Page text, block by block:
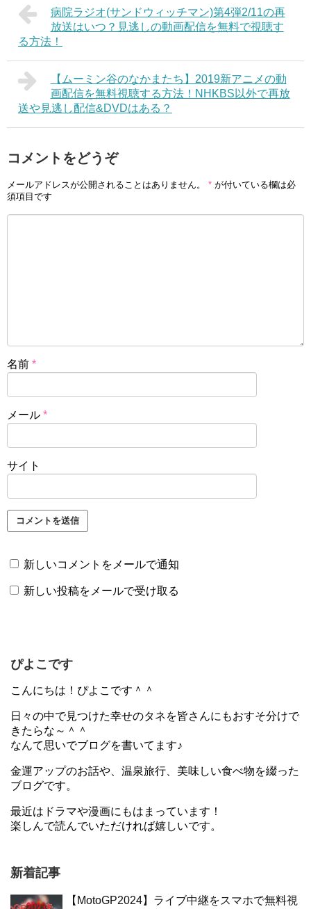
病院ラジオ(サンドウィッチマン)第4弾2/11の再
放送はいつ？見逃しの動画配信を無料で視聴す
る方法！
【ムーミン谷のなかまたち】2019新アニメの動
画配信を無料視聴する方法！NHKBS以外で再放
送や見逃し配信&DVDはある？
コメントをどうぞ
メールアドレスが公開されることはありません。 * が付いている欄は必
須項目です
名前 *
メール *
サイト
新しいコメントをメールで通知
新しい投稿をメールで受け取る
ぴよこです
こんにちは！ぴよこです＾＾
日々の中で見つけた幸せのタネを皆さんにもおすそ分けで
きたらな～＾＾
なんて思いでブログを書いてます♪
金運アップのお話や、温泉旅行、美味しい食べ物を綴った
ブログです。
最近はドラマや漫画にもはまっています！
楽しんで読んでいただければ嬉しいです。
新着記事
【MotoGP2024】ライブ中継をスマホで無料視